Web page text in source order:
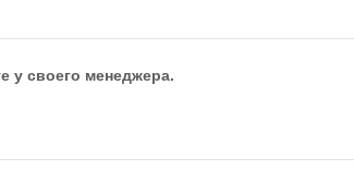
у своего менеджера.